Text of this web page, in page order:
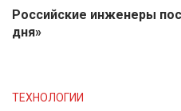
Российские инженеры
дня»
ТЕХНОЛОГИИ